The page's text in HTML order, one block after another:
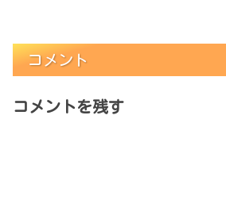
コメント
コメントを残す